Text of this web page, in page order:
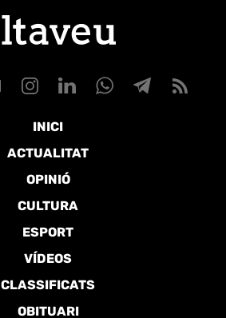
INICI
ACTUALITAT
OPINIÓ
CULTURA
ESPORT
VÍDEOS
CLASSIFICATS
OBITUARI